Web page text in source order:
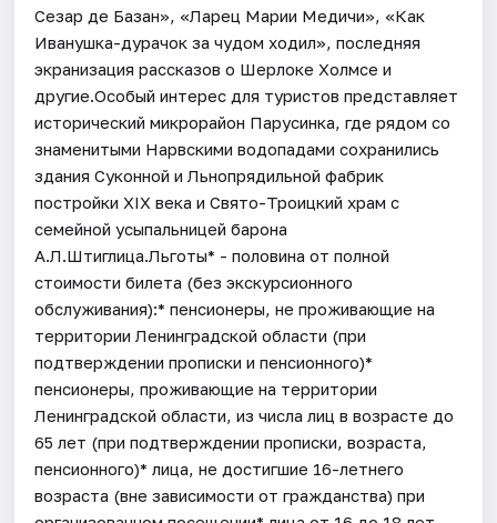
Сезар де Базан», «Ларец Марии Медичи», «Как
Иванушка-дурачок за чудом ходил», последняя
экранизация рассказов о Шерлоке Холмсе и
другие.Особый интерес для туристов представляет
исторический микрорайон Парусинка, где рядом со
знаменитыми Нарвскими водопадами сохранились
здания Суконной и Льнопрядильной фабрик
постройки XIX века и Свято-Троицкий храм с
семейной усыпальницей барона
А.Л.Штиглица.Льготы* - половина от полной
стоимости билета (без экскурсионного
обслуживания):* пенсионеры, не проживающие на
территории Ленинградской области (при
подтверждении прописки и пенсионного)*
пенсионеры, проживающие на территории
Ленинградской области, из числа лиц в возрасте до
65 лет (при подтверждении прописки, возраста,
пенсионного)* лица, не достигшие 16-летнего
возраста (вне зависимости от гражданства) при